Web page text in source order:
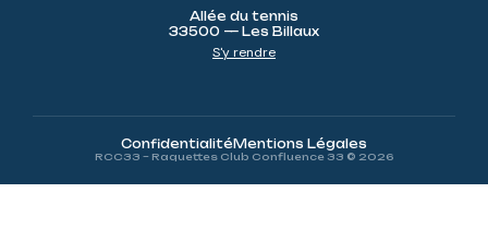
Allée du tennis
33500 — Les Billaux
S'y rendre
ConfidentialitéMentions Légales
RCC33 – Raquettes Club Confluence 33 © 2026